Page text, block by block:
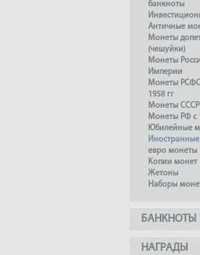
банкноты
Античные
Монеты
(чешуйки)
Монеты
Империи
Монеты
1958 гг
Монеты СССР
Монеты РФ с
Юбилейные
евро монеты
Копии монет
Жетоны
Наборы
БАНКНОТЫ
НАГРАДЫ